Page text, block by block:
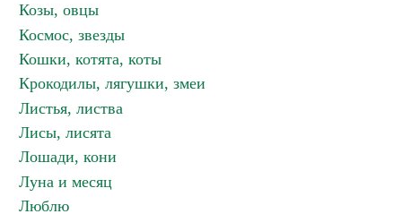
Козы, овцы
Космос, звезды
Кошки, котята, коты
Крокодилы, лягушки, змеи
Листья, листва
Лисы, лисята
Лошади, кони
Луна и месяц
Люблю